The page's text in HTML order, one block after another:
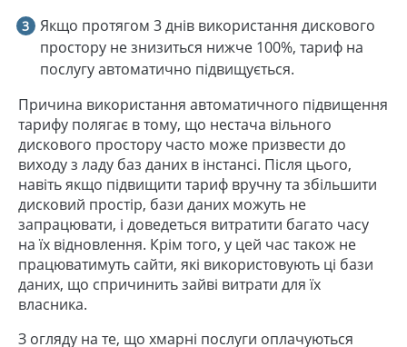
Якщо протягом 3 днів використання дискового
простору не знизиться нижче 100%, тариф на
послугу автоматично підвищується.
Причина використання автоматичного підвищення
тарифу полягає в тому, що нестача вільного
дискового простору часто може призвести до
виходу з ладу баз даних в інстансі. Після цього,
навіть якщо підвищити тариф вручну та збільшити
дисковий простір, бази даних можуть не
запрацювати, і доведеться витратити багато часу
на їх відновлення. Крім того, у цей час також не
працюватимуть сайти, які використовують ці бази
даних, що спричинить зайві витрати для їх
власника.
З огляду на те, що хмарні послуги оплачуються